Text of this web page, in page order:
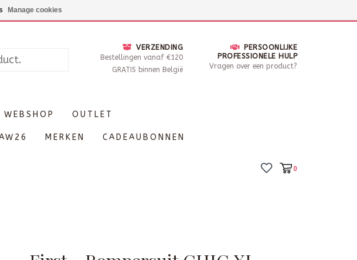
enkel op afspraak, Dinsdag - Zaterdag open van 10 - 17u30
VERZENDING
Bestellingen vanaf €120
GRATIS binnen België
PERSOONLIJKE
PROFESSIONELE HULP
Vragen over een product?
WEBSHOP OUTLET
MERKEN CADEAUBONNEN
0
Manage cookies